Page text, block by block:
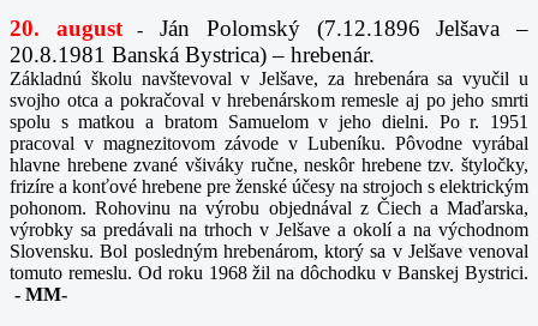
20. august-
Ján Polomský (7.12.1896 Jelšava –
20.8.1981 Banská Bystrica) – hrebenár.
Základnú školu navštevoval v Jelšave, za hrebenára sa vyučil u
svojho otca a pokračoval v hrebenárskom remesle aj po jeho smrti
spolu s matkou a bratom Samuelom v jeho dielni. Po r. 1951
pracoval v magnezitovom závode v Lubeníku. Pôvodne vyrábal
hlavne hrebene zvané všiváky ručne, neskôr hrebene tzv. štyločky,
frizíre a konťové hrebene pre ženské účesy na strojoch s elektrickým
pohonom. Rohovinu na výrobu objednával z Čiech a Maďarska,
výrobky sa predávali na trhoch v Jelšave a okolí a na východnom
Slovensku. Bol posledným hrebenárom, ktorý sa v Jelšave venoval
tomuto remeslu. Od roku 1968 žil na dôchodku v Banskej Bystrici.
- MM-